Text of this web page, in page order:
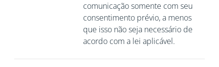
comunicação somente com seu
consentimento prévio, a menos
que isso não seja necessário de
acordo com a lei aplicável.